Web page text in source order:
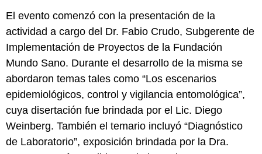
El evento comenzó con la presentación de la
actividad a cargo del Dr. Fabio Crudo, Subgerente de
Implementación de Proyectos de la Fundación
Mundo Sano. Durante el desarrollo de la misma se
abordaron temas tales como “Los escenarios
epidemiológicos, control y vigilancia entomológica”,
cuya disertación fue brindada por el Lic. Diego
Weinberg. También el temario incluyó “Diagnóstico
de Laboratorio”, exposición brindada por la Dra.